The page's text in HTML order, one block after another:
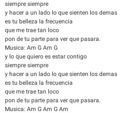
siempre siempre
y hacer a un lado lo que sienten los demas
es tu belleza la frecuencia
que me trae tan loco
pon de tu parte para ver que pasara.
Musica: Am G Am G
y lo que quiero es estar contigo
siempre siempre
y hacer a un lado lo que sienten los demas
es tu belleza la frecuencia
que me trae tan loco
pon de tu parte para ver que pasara.
Musica: Am G Am G Am